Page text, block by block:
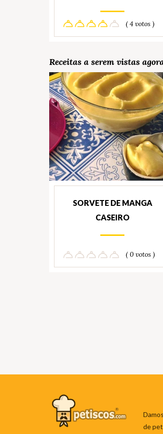
( 4 votos )
Receitas a serem vistas
SORVETE DE MANGA
CASEIRO
( 0 votos )
de